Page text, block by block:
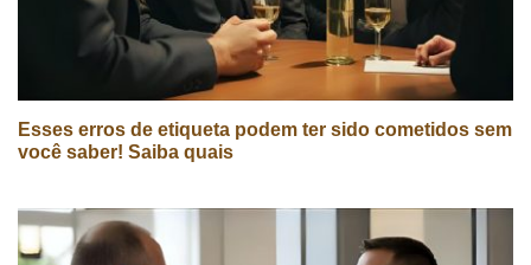
Esses erros de etiqueta podem ter sido cometidos sem
você saber! Saiba quais